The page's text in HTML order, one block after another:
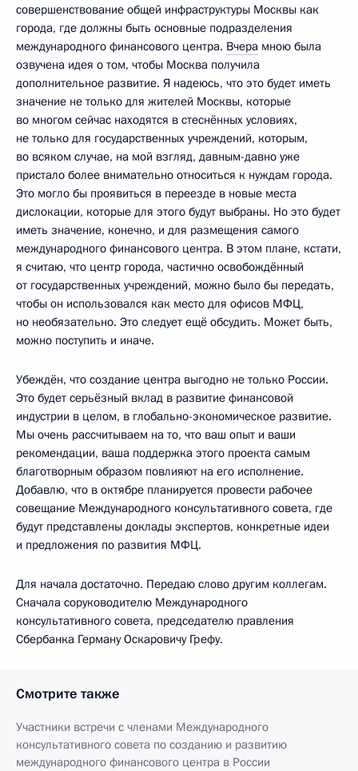
совершенствование общей инфраструктуры Москвы как
города, где должны быть основные подразделения
международного финансового центра. Вчера мною была
озвучена идея о том, чтобы Москва получила
дополнительное развитие. Я надеюсь, что это будет иметь
значение не только для жителей Москвы, которые
во многом сейчас находятся в стеснённых условиях,
не только для государственных учреждений, которым,
во всяком случае, на мой взгляд, давным-давно уже
пристало более внимательно относиться к нуждам города.
Это могло бы проявиться в переезде в новые места
дислокации, которые для этого будут выбраны. Но это будет
иметь значение, конечно, и для размещения самого
международного финансового центра. В этом плане, кстати,
я считаю, что центр города, частично освобождённый
от государственных учреждений, можно было бы передать,
чтобы он использовался как место для офисов МФЦ,
но необязательно. Это следует ещё обсудить. Может быть,
можно поступить и иначе.
Убеждён, что создание центра выгодно не только России.
Это будет серьёзный вклад в развитие финансовой
индустрии в целом, в глобально-экономическое развитие.
Мы очень рассчитываем на то, что ваш опыт и ваши
рекомендации, ваша поддержка этого проекта самым
благотворным образом повлияют на его исполнение.
Добавлю, что в октябре планируется провести рабочее
совещание Международного консультативного совета, где
будут представлены доклады экспертов, конкретные идеи
и предложения по развития МФЦ.
Для начала достаточно. Передаю слово другим коллегам.
Сначала соруководителю Международного
консультативного совета, председателю правления
Сбербанка Герману Оскаровичу Грефу.
Смотрите также
Участники встречи с членами Международного
консультативного совета по созданию и развитию
международного финансового центра в России